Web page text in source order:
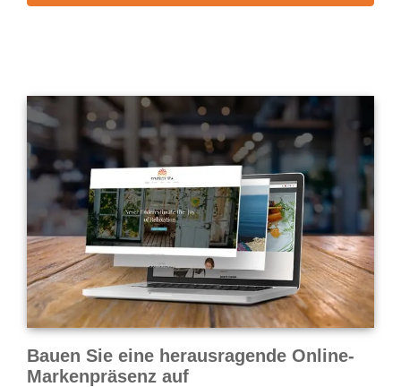
Bauen Sie eine herausragende Online-
Markenpräsenz auf